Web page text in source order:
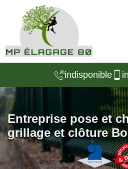
indisponible
Entreprise pose et
grillage et clôture